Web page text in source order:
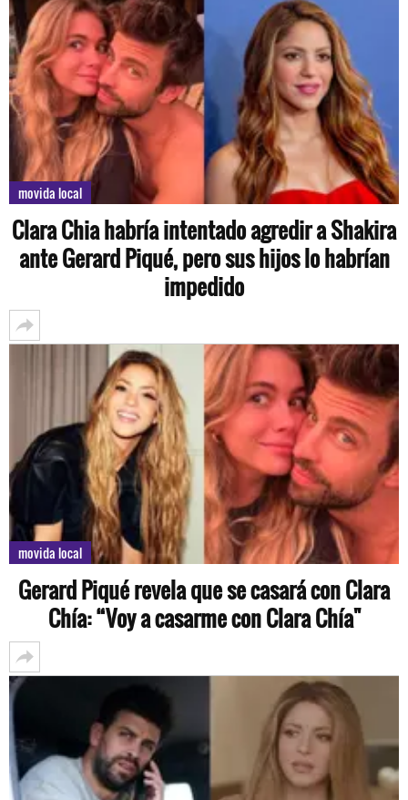
movida local
Clara Chia habría intentado agredir a Shakira
ante Gerard Piqué, pero sus hijos lo habrían
impedido
movida local
Gerard Piqué revela que se casará con Clara
Chía: “Voy a casarme con Clara Chía"